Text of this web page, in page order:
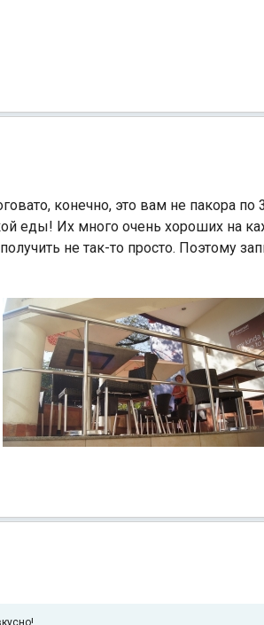
конечно, это вам не пакора
еды! Их много очень хороших на
не так-то просто. Поэтому